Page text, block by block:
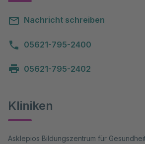
Nachricht schreiben
05621-795-2400
05621-795-2402
Kliniken
Asklepios Bildungszentrum für